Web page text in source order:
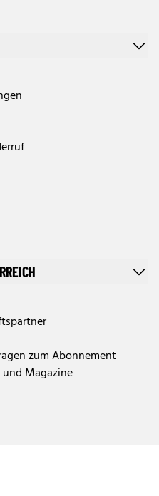
zum Abonnement
Magazine